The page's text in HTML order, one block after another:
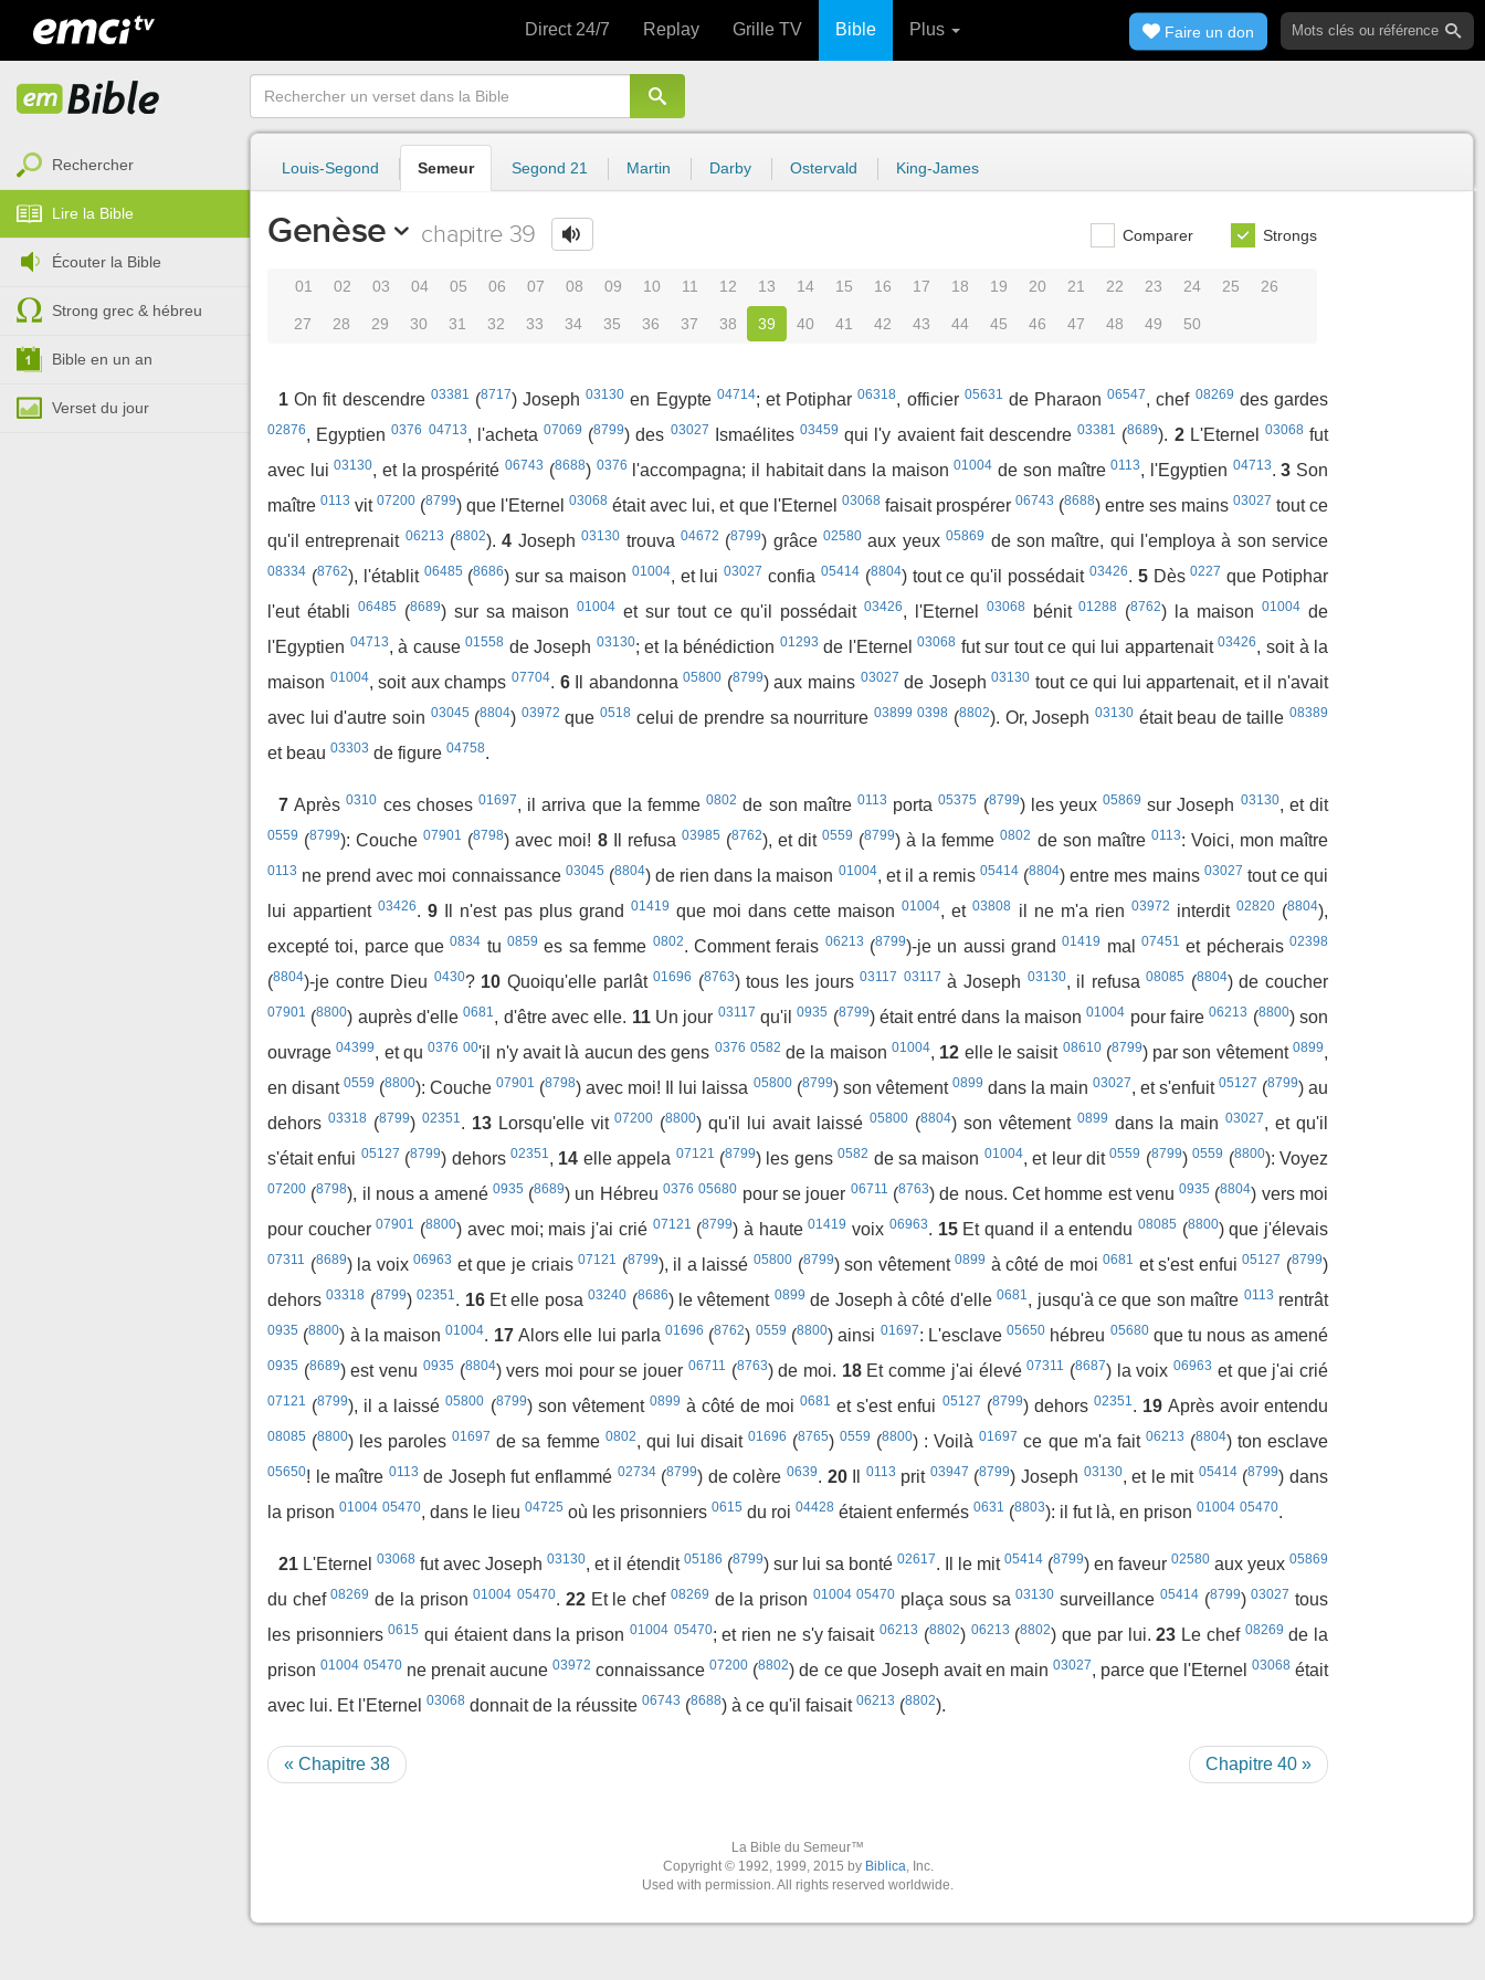
Direct 24/7 Replay Grille TV Bible Plus Faire un don
Rechercher
Lire la Bible
Écouter la Bible
Strong grec & hébreu
Bible en un an
Verset du jour
Louis-Segond Semeur Segond 21 Martin Darby Ostervald King-James
Genèse chapitre 39 Comparer Strongs
01 02 03 04 05 06 07 08 09 10 11 12 13 14 15 16 17 18 19 20 21 22 23 24 25 26
27 28 29 30 31 32 33 34 35 36 37 38 39 40 41 42 43 44 45 46 47 48 49 50
1 On fit descendre 03381 (8717) Joseph03130 en Egypte 04714; et Potiphar06318, officier 05631 de Pharaon06547, chef 08269 des gardes
02876, Egyptien0376 04713, l'acheta 07069 (8799) des 03027 Ismaélites 03459 qui l'y avaient fait descendre03381 (8689). 2 L'Eternel 03068fut
avec lui03130, et la prospérité06743 (8688) 0376 l'accompagna; il habitait dans la maison01004 de son maître0113, l'Egyptien 04713. 3 Son
maître0113 vit07200 (8799) que l'Eternel03068 était avec lui, et que l'Eternel 03068faisait prospérer 06743 (8688) entre ses mains 03027 tout ce
qu'il entreprenait 06213 (8802). 4 Joseph03130 trouva 04672 (8799) grâce02580 aux yeux05869 de son maître, qui l'employa à son service
08334 (8762), l'établit 06485 (8686) sur sa maison 01004, et lui03027 confia 05414(8804) tout ce qu'il possédait 03426. 5 Dès0227 que Potiphar
l'eut établi 06485 (8689) sur sa maison01004 et sur tout ce qu'il possédait 03426, l'Eternel 03068bénit01288 (8762) la maison01004 de
l'Egyptien 04713, à cause01558 de Joseph 03130; et la bénédiction 01293 de l'Eternel03068 fut sur tout ce qui lui appartenait03426, soit à la
maison 01004, soit aux champs 07704. 6 Il abandonna05800 (8799) aux mains 03027 de Joseph03130 tout ce qui lui appartenait, et il n'avait
avec lui d'autre soin 03045 (8804) 03972 que 0518 celui de prendre sa nourriture 03899 0398 (8802). Or, Joseph 03130était beau de taille 08389
et beau 03303 de figure 04758.
7 Après0310 ces choses 01697, il arriva que la femme0802 de son maître 0113 porta05375 (8799) les yeux05869 sur Joseph 03130, et dit
0559 (8799): Couche07901 (8798) avec moi! 8 Il refusa 03985 (8762), et dit0559 (8799) à la femme0802 de son maître 0113: Voici, mon maître
0113 ne prend avec moi connaissance 03045 (8804) de rien dans la maison 01004, et il a remis05414 (8804) entre mes mains 03027 tout ce qui
lui appartient03426. 9 Il n'est pas plus grand 01419 que moi dans cette maison01004, et03808 il ne m'a rien 03972 interdit 02820 (8804),
excepté toi, parce que0834 tu0859 es sa femme 0802. Comment ferais 06213 (8799)-je un aussi grand01419 mal07451 et pécherais02398
(8804)-je contre Dieu 0430? 10 Quoiqu'elle parlât01696 (8763) tous les jours03117 03117 à Joseph 03130, il refusa08085 (8804) de coucher
07901 (8800) auprès d'elle0681, d'être avec elle. 11 Un jour 03117 qu'il0935 (8799) était entré dans la maison01004 pour faire06213 (8800) son
ouvrage04399, et qu0376 00'il n'y avait là aucun des gens 0376 0582 de la maison01004, 12 elle le saisit 08610(8799) par son vêtement0899,
en disant0559 (8800): Couche07901 (8798) avec moi! Il lui laissa 05800(8799) son vêtement 0899 dans la main 03027, et s'enfuit 05127 (8799) au
dehors 03318(8799) 02351. 13 Lorsqu'elle vit07200 (8800) qu'il lui avait laissé 05800(8804) son vêtement 0899 dans la main03027, et qu'il
s'était enfui 05127 (8799) dehors02351, 14 elle appela 07121 (8799) les gens0582 de sa maison 01004, et leur dit0559 (8799)0559 (8800): Voyez
07200 (8798), il nous a amené 0935 (8689) un Hébreu0376 05680 pour se jouer 06711 (8763) de nous. Cet homme est venu0935 (8804) vers moi
pour coucher07901 (8800) avec moi; mais j'ai crié 07121 (8799) à haute01419 voix 06963. 15 Et quand il a entendu 08085 (8800) que j'élevais
07311 (8689) la voix06963 et que je criais07121 (8799), il a laissé05800 (8799) son vêtement0899 à côté de moi0681 et s'est enfui05127 (8799)
dehors03318 (8799)02351. 16 Et elle posa03240 (8686) le vêtement 0899 de Joseph à côté d'elle0681, jusqu'à ce que son maître 0113 rentrât
0935 (8800) à la maison01004. 17 Alors elle lui parla01696 (8762) 0559 (8800) ainsi 01697: L'esclave05650 hébreu 05680que tu nous as amené
0935 (8689) est venu 0935 (8804) vers moi pour se jouer 06711 (8763) de moi. 18 Et comme j'ai élevé07311 (8687) la voix06963 et que j'ai crié
07121 (8799), il a laissé05800 (8799) son vêtement 0899 à côté de moi0681 et s'est enfui 05127 (8799) dehors 02351. 19 Après avoir entendu
08085 (8800) les paroles01697 de sa femme 0802, qui lui disait 01696 (8765)0559 (8800) : Voilà01697 ce que m'a fait 06213 (8804) ton esclave
05650! le maître 0113 de Joseph fut enflammé 02734(8799) de colère 0639. 20 0113 prit 03947 (8799) Joseph 03130, et le mit 05414(8799) dans
la prison 01004 05470, dans le lieu 04725 où les prisonniers 0615 du roi 04428 étaient enfermés 0631 (8803): il fut là, en prison 01004 05470.
21 L'Eternel 03068 fut avec Joseph 03130, et il étendit 05186 (8799) sur lui sa bonté 02617. Il le mit 05414 (8799) en faveur 02580 aux yeux 05869
du chef08269 de la prison01004 05470. 22 Et le chef 08269 de la prison 01004 05470 plaça sous sa03130 surveillance 05414(8799)03027 tous
les prisonniers0615 qui étaient dans la prison 01004 05470; et rien ne s'y faisait06213 (8802) 06213 (8802) que par lui. 23 Le chef 08269 de la
prison01004 05470 ne prenait aucune03972 connaissance07200 (8802) de ce que Joseph avait en main 03027, parce que l'Eternel 03068était
avec lui. Et l'Eternel 03068 donnait de la réussite 06743 (8688) à ce qu'il faisait 06213 (8802).
« Chapitre 38 Chapitre 40 »
La Bible du Semeur™
Copyright © 1992, 1999, 2015 by Biblica, Inc.
Used with permission. All rights reserved worldwide.